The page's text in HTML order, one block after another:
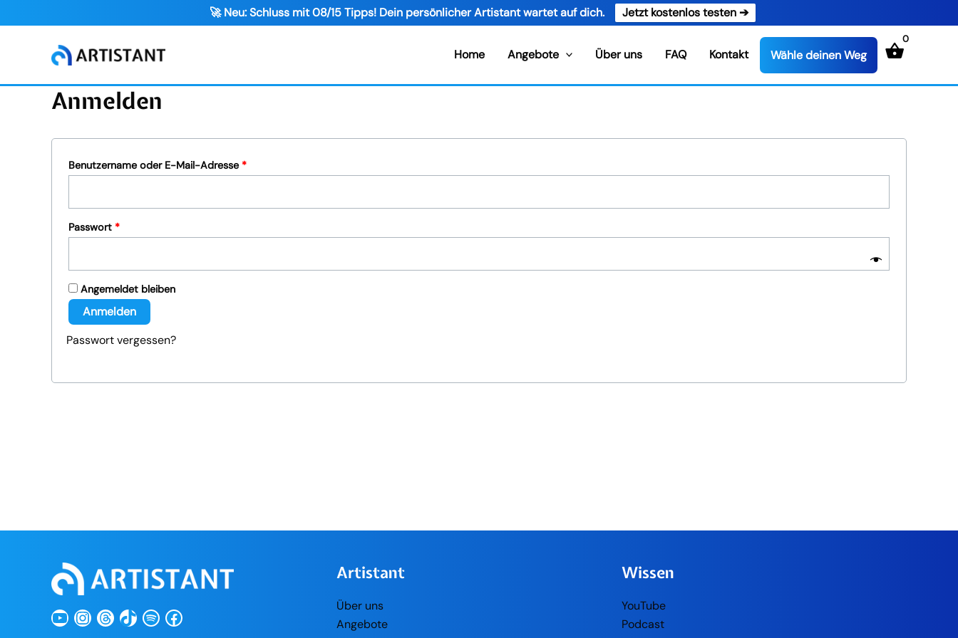
🚀 Neu: Schluss mit 08/15 Tipps! Dein persönlicher Artistant wartet auf dich.
Jetzt kostenlos testen ➔
Home Angebote Über uns FAQ Kontakt Wähle deinen Weg
0
Anmelden
Benutzername oder E-Mail-Adresse *Erforderlich
Passwort *Erforderlich
Angemeldet bleiben
Anmelden
Passwort vergessen?
YouTube
Instagram
Threads
TikTok
SpotifyFacebook
Artistant
Über uns
Angebote
Wissen
YouTube
Podcast